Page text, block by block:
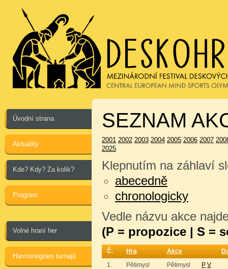
Úvodní strana
Aktuality
Kde? Kdy? Za kolik?
Program
Volné hraní her
Harmonogram turnajů
SEZNAM
2001 2002 2003 2004 2005 2006 2007
2025
Klepnutím na záhlaví
abecedně
chronologicky
Vedle názvu akce
(P = propozice | S =
Č. Hra Akce
1.
Pětimysl Pětimysl P V